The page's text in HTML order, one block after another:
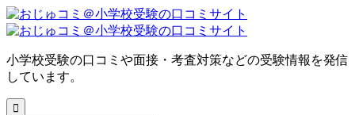
小学校受験の口コミや面接・考査対策などの受験情報を発信
しています。
